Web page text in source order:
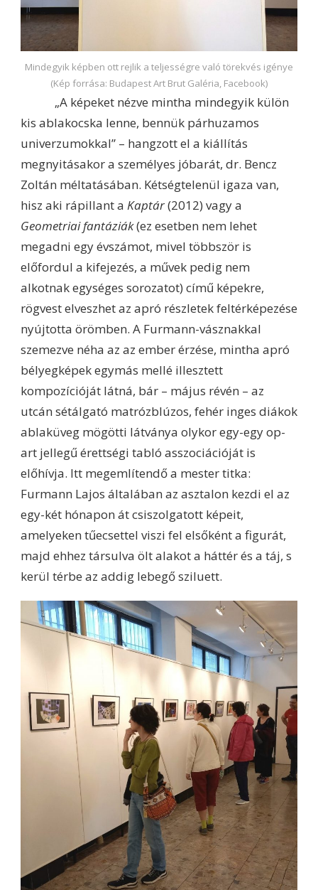
Mindegyik képben ott rejlik a teljességre való törekvés igénye
(Kép forrása: Budapest Art Brut Galéria, Facebook)
„A képeket nézve mintha mindegyik külön
kis ablakocska lenne, bennük párhuzamos
univerzumokkal” – hangzott el a kiállítás
megnyitásakor a személyes jóbarát, dr. Bencz
Zoltán méltatásában. Kétségtelenül igaza van,
hisz aki rápillant a Kaptár(2012) vagy a
Geometriai fantáziák(ez esetben nem lehet
megadni egy évszámot, mivel többször is
előfordul a kifejezés, a művek pedig nem
alkotnak egységes sorozatot) című képekre,
rögvest elveszhet az apró részletek feltérképezése
nyújtotta örömben. A Furmann-vásznakkal
szemezve néha az az ember érzése, mintha apró
bélyegképek egymás mellé illesztett
kompozícióját látná, bár – május révén – az
utcán sétálgató matrózblúzos, fehér inges diákok
ablaküveg mögötti látványa olykor egy-egy op-
art jellegű érettségi tabló asszociációját is
előhívja. Itt megemlítendő a mester titka:
Furmann Lajos általában az asztalon kezdi el az
egy-két hónapon át csiszolgatott képeit,
amelyeken tűecsettel viszi fel elsőként a figurát,
majd ehhez társulva ölt alakot a háttér és a táj, s
kerül térbe az addig lebegő sziluett.